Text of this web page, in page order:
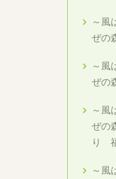
～風
ぜの
～風
ぜの
～風
ぜの
り
～風